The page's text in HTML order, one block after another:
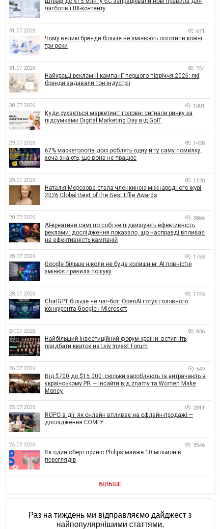
чатботів і ШІ-контенту
31.07.2026 671
Чому великі бренди більше не змінюють логотипи кожні
три роки
31.07.2026 754
Найкращі рекламні кампанії першого півріччя 2026: які
бренди задавали тон індустрії
30.07.2026 1001
Куди рухається маркетинг: головні сигнали ринку за
підсумками Digital Marketing Day від GoIT
29.07.2026 1458
67% маркетологів досі роблять одну й ту саму помилку,
хоча знають, що вона не працює
29.07.2026 1120
Наталія Морозова стала членкинею міжнародного журі
2026 Global Best of the Best Effie Awards
28.07.2026 3866
AI-креативи самі по собі не підвищують ефективність
реклами: дослідження показало, що насправді впливає
на ефективність кампаній
28.07.2026 1753
Google більше ніколи не буде колишнім: AI повністю
змінює правила пошуку
28.07.2026 1745
ChatGPT більше не чат-бот: OpenAI готує головного
конкурента Google і Microsoft
27.07.2026 836
Найбільший інвестиційний форум країни: встигніть
придбати квиток на Lviv Invest Forum
26.07.2026 549
Від $700 до $15 000: скільки заробляють та витрачають в
українському PR — інсайти від znamy та Women Make
Money
25.07.2026 2811
ROPO в дії: як онлайн впливає на офлайн-продажі —
дослідження COMFY
25.07.2026 3546
Як один оберт приніс Philips майже 10 мільйонів
переглядів
БІЛЬШЕ
Раз на тиждень ми відправляємо дайджест з
найпопулярнішими статтями.